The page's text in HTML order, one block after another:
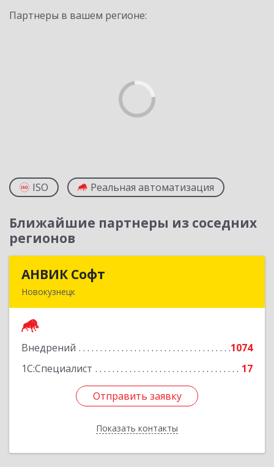
Партнеры в вашем регионе:
ISO Реальная автоматизация
Ближайшие партнеры из соседних
регионов
АНВИК Софт
Новокузнецк
Внедрений
1074
1С:Специалист
17
Отправить заявку
Показать контакты
Куйбышевский р-н, Невского ул, дом № 1, этаж
2
Отправить заявку
Назад